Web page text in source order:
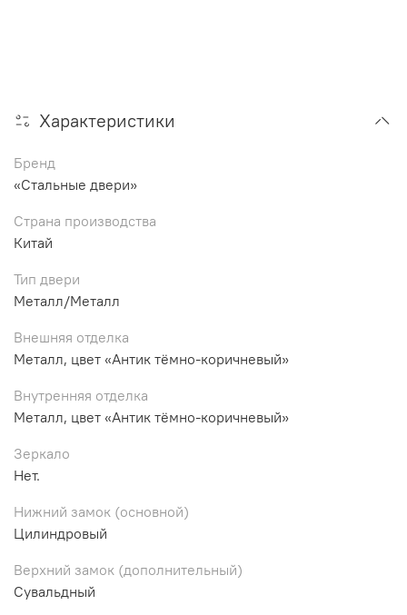
Характеристики
Бренд
«Стальные двери»
Страна производства
Китай
Тип двери
Металл/Металл
Внешняя отделка
Металл, цвет «Антик тёмно-коричневый»
Внутренняя отделка
Металл, цвет «Антик тёмно-коричневый»
Зеркало
Нет.
Нижний замок (основной)
Цилиндровый
Верхний замок (дополнительный)
Сувальдный